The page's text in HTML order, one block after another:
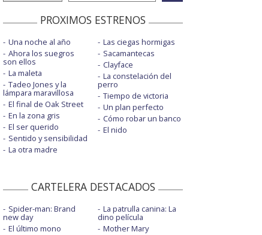
PROXIMOS ESTRENOS
Una noche al año
Ahora los suegros
son ellos
La maleta
Tadeo Jones y la
lámpara maravillosa
El final de Oak Street
En la zona gris
El ser querido
Sentido y sensibilidad
La otra madre
Las ciegas hormigas
Sacamantecas
Clayface
La constelación del
perro
Tiempo de victoria
Un plan perfecto
Cómo robar un banco
El nido
CARTELERA DESTACADOS
Spider-man: Brand
new day
El último mono
La patrulla canina: La
dino película
Mother Mary